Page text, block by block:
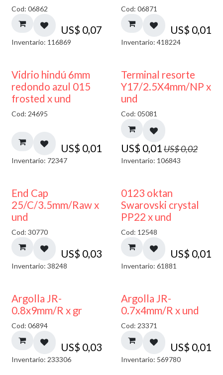
Cod: 06862
US$ 0,07
Inventario: 116869
Cod: 06871
US$ 0,01
Inventario: 418224
40% DESCUENTO
Vidrio hindú 6mm
redondo azul 015
frosted x und
Cod: 24695
US$ 0,01
Inventario: 72347
50% DESCUENTO
Terminal resorte
Y17/2.5X4mm/NP x
und
Cod: 05081
US$ 0,01 US$0,02
Inventario: 106843
End Cap
25/C/3.5mm/Raw x
und
Cod: 30770
US$ 0,03
Inventario: 38248
0123 oktan
Swarovski crystal
PP22 x und
Cod: 12548
US$ 0,01
Inventario: 61881
Argolla JR-
0.8x9mm/R x gr
Cod: 06894
US$ 0,03
Inventario: 233306
Argolla JR-
0.7x4mm/R x und
Cod: 23371
US$ 0,01
Inventario: 569780